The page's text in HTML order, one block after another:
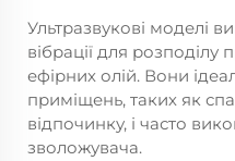
Ультразвукові моделі
вібрації для
ефірних олій. Вони
приміщень, таких як
відпочинку, і часто
зволожувача.